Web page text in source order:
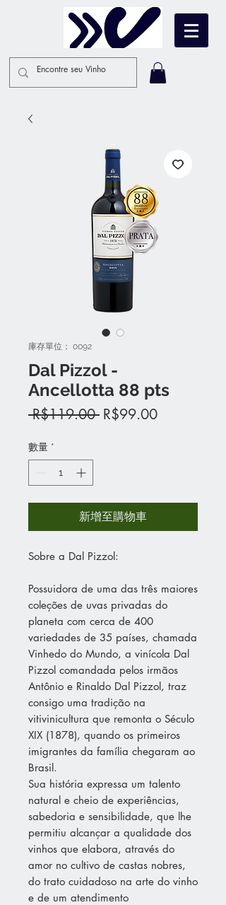
庫存單位： 0092
Dal Pizzol -
Ancellotta 88 pts
R$119.00 一
R$99.00促
數量 *
新增至購物車
Sobre a Dal Pizzol:
Possuidora de uma das três maiores
coleções de uvas privadas do
planeta com cerca de 400
variedades de 35 países, chamada
Vinhedo do Mundo, a vinícola Dal
Pizzol comandada pelos irmãos
Antônio e Rinaldo Dal Pizzol, traz
consigo uma tradição na
vitivinicultura que remonta o Século
XIX (1878), quando os primeiros
imigrantes da família chegaram ao
Brasil.
Sua história expressa um talento
natural e cheio de experiências,
sabedoria e sensibilidade, que lhe
permitiu alcançar a qualidade dos
vinhos que elabora, através do
amor no cultivo de castas nobres,
do trato cuidadoso na arte do vinho
e de um atendimento